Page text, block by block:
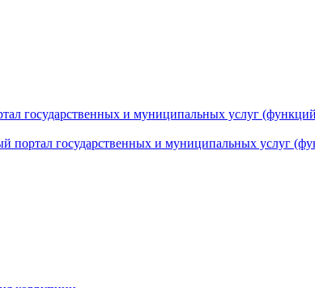
государственных и муниципальных услуг
государственных и муниципальных услуг